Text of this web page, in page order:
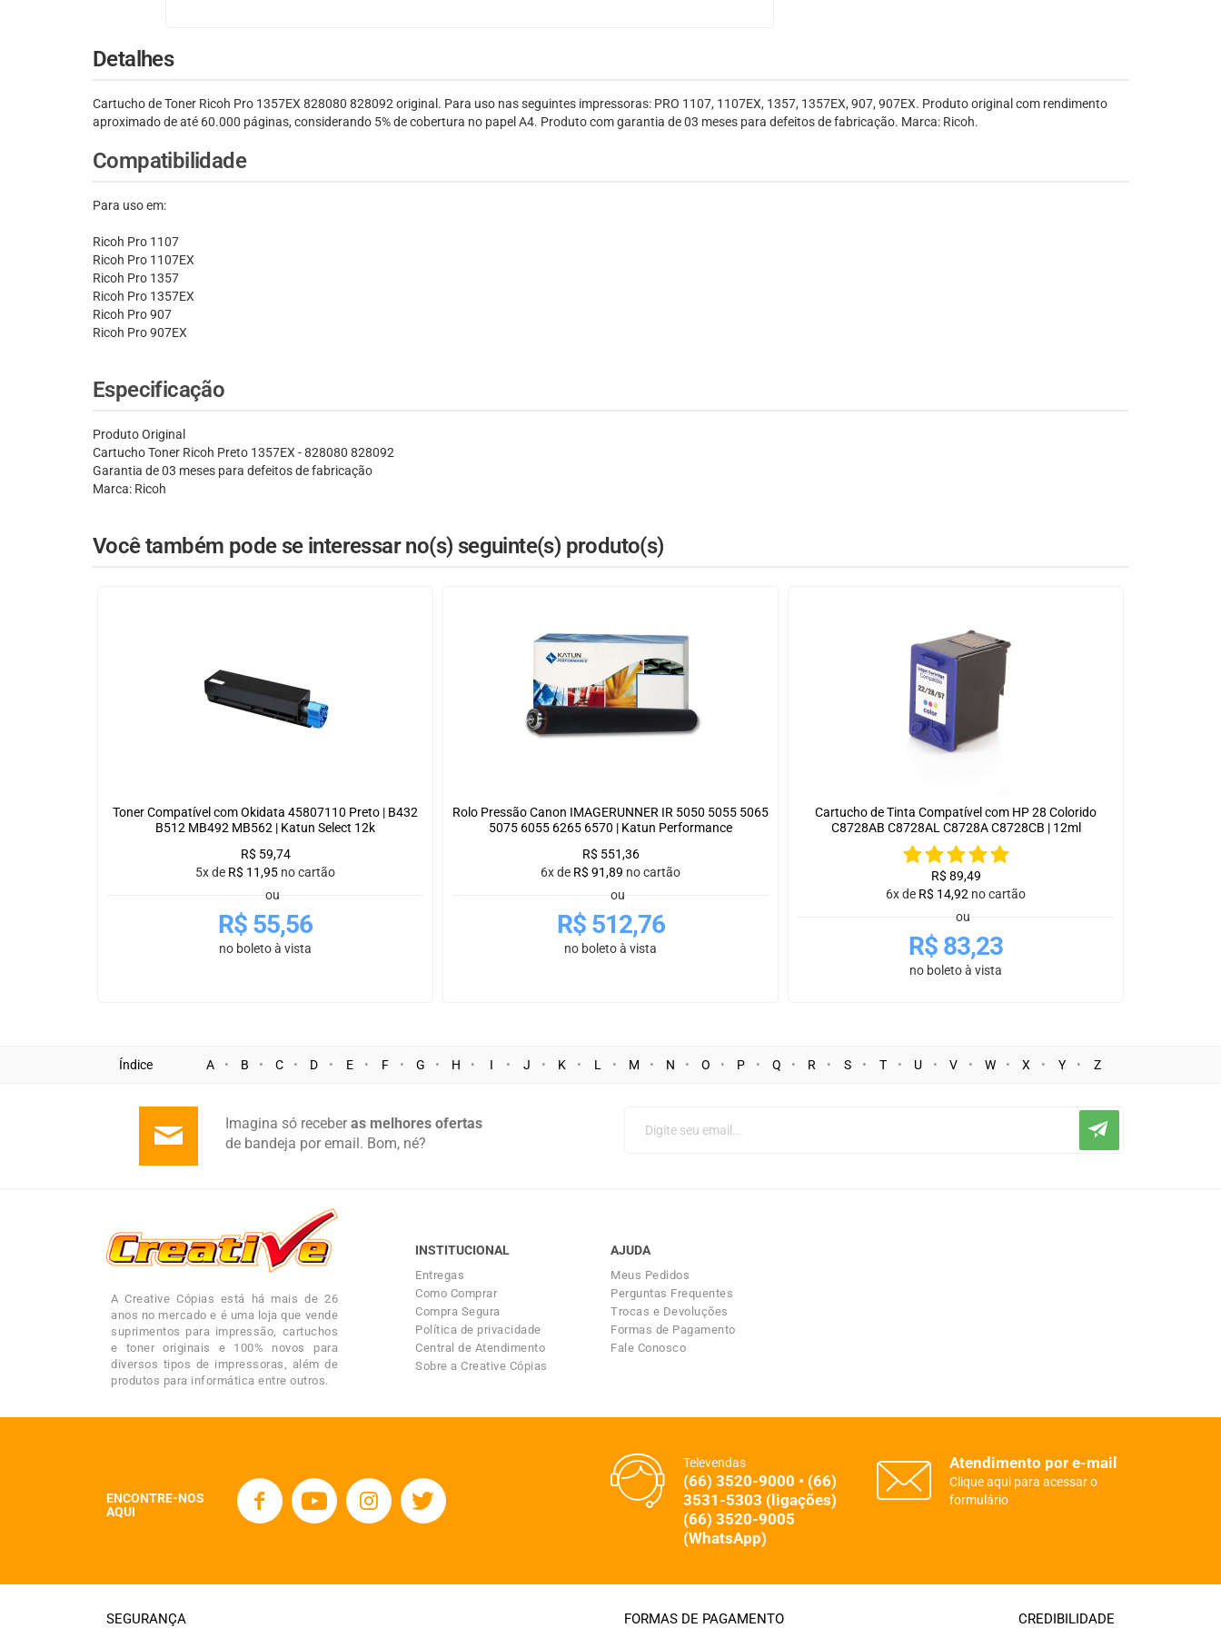
Detalhes
Cartucho de Toner Ricoh Pro 1357EX 828080 828092 original. Para uso nas seguintes impressoras: PRO 1107, 1107EX, 1357, 1357EX, 907, 907EX. Produto original com rendimento
aproximado de até 60.000 páginas, considerando 5% de cobertura no papel A4. Produto com garantia de 03 meses para defeitos de fabricação. Marca: Ricoh.
Compatibilidade
Para uso em:
Ricoh Pro 1107
Ricoh Pro 1107EX
Ricoh Pro 1357
Ricoh Pro 1357EX
Ricoh Pro 907
Ricoh Pro 907EX
Especificação
Produto Original
Cartucho Toner Ricoh Preto 1357EX - 828080 828092
Garantia de 03 meses para defeitos de fabricação
Marca: Ricoh
Você também pode se interessar no(s) seguinte(s) produto(s)
Toner Compatível com Okidata 45807110 Preto | B432
B512 MB492 MB562 | Katun Select 12k
R$ 59,74
5x de R$ 11,95 no cartão
ou
R$ 55,56
no boleto à vista
Rolo Pressão Canon IMAGERUNNER IR 5050 5055 5065
5075 6055 6265 6570 | Katun Performance
R$ 551,36
6x de R$ 91,89 no cartão
ou
R$512,76
no boleto à vista
Cartucho de Tinta Compatível com HP 28 Colorido
C8728AB C8728AL C8728A C8728CB | 12ml
R$ 89,49
6x de R$ 14,92 no cartão
ou
R$ 83,23
no boleto à vista
Índice A B C D E F G H I J K L M N O P Q R S T U V W X Y Z
Imagina só receberas melhores ofertas
de bandeja por email. Bom, né?
A Creative Cópias está há mais de 26
anos no mercado e é uma loja que vende
suprimentos para impressão, cartuchos
e toner originais e 100% novos para
diversos tipos de impressoras, além de
produtos para informática entre outros.
INSTITUCIONAL
Entregas
Como Comprar
Compra Segura
Política de privacidade
Central de Atendimento
Sobre a Creative Cópias
AJUDA
Meus Pedidos
Perguntas Frequentes
Trocas e Devoluções
Formas de Pagamento
Fale Conosco
ENCONTRE-NOS
AQUI
Televendas
(66) 3520-9000 • (66)
3531-5303 (ligações)
(66) 3520-9005
(WhatsApp)
Atendimento por e-mail
Clique aqui para acessar o
formulário
SEGURANÇA FORMAS DE PAGAMENTO CREDIBILIDADE